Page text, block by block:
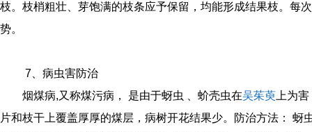
枝。枝梢粗壮、芽饱满的枝条应予保留，均能形成结果枝。每
势。
7、病虫害防治
烟煤病,又称煤污病， 是由于蚜虫 、蚧壳虫在吴茱萸 上为
片和枝干上覆盖厚厚的煤层，病树开花结果少。防治方法： 蚜